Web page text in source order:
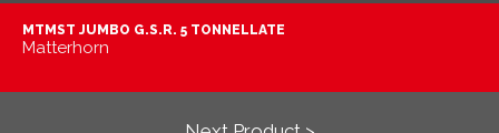
MTMST JUMBO G.S.R. 5 TONNELLATE
Matterhorn